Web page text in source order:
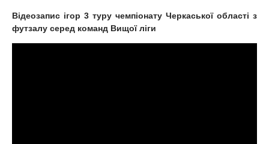
Відеозапис ігор 3 туру чемпіонату Черкаської області з
футзалу серед команд Вищої ліги